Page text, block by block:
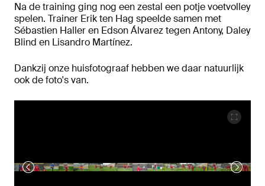
Na de training ging nog een zestal een potje voetvolley
spelen. Trainer Erik ten Hag speelde samen met
Sébastien Haller en Edson Álvarez tegen Antony, Daley
Blind en Lisandro Martínez.
Dankzij onze huisfotograaf hebben we daar natuurlijk
ook de foto's van.